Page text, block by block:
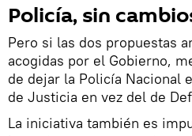
Policía, sin
Pero si las dos propuestas
acogidas por el Gobierno,
de dejar la Policía Nacional
de Justicia en vez del de
La iniciativa también es